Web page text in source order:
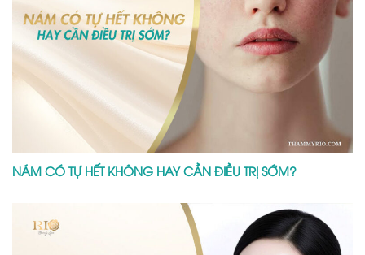
NÁM CÓ TỰ HẾT KHÔNG HAY CẦN ĐIỀU TRỊ SỚM?